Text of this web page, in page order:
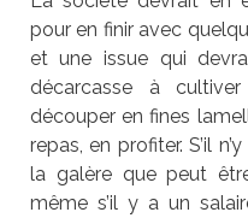
pour en finir avec
et une issue qui
décarcasse à
découper en fines
repas, en profiter. S’il
la galère que peut
même s’il y a un